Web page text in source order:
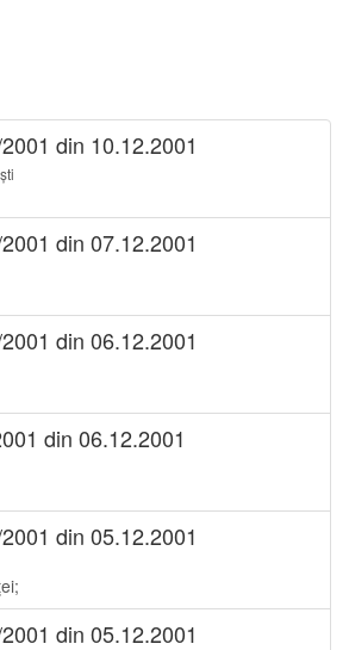
din 10.12.2001
din 07.12.2001
din 06.12.2001
din 06.12.2001
din 05.12.2001
din 05.12.2001